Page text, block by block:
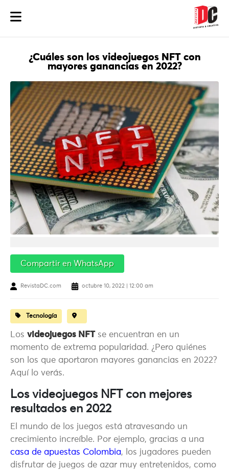
¿Cuáles son los videojuegos NFT con
mayores ganancias en 2022?
Compartir en WhatsApp
RevistaDC.com octubre 10, 2022 | 12:00 am
Tecnología
Los videojuegos NFTse encuentran en un
momento de extrema popularidad. ¿Pero quiénes
son los que aportaron mayores ganancias en 2022?
Aquí lo verás.
Los videojuegos NFT con mejores
resultados en 2022
El mundo de los juegos está atravesando un
crecimiento increíble. Por ejemplo, gracias a una
casa de apuestas Colombia, los jugadores pueden
disfrutar de juegos de azar muy entretenidos, como